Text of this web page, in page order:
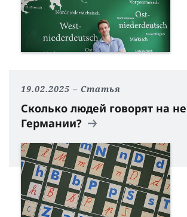
19.02.2025 Статья
Сколько людей говорят на
Германии?